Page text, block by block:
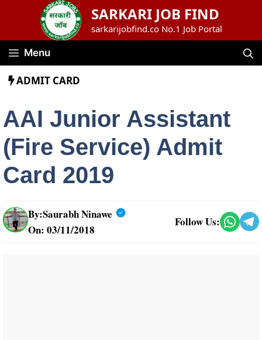
SARKARI JOB FIND
sarkarijobfind.co No.1 Job Portal
Menu
ADMIT CARD
AAI Junior Assistant
(Fire Service) Admit
Card 2019
By:Saurabh Ninawe
On: 03/11/2018
Follow Us: